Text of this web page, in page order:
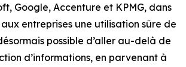
Google, Accenture et KPMG, dans
aux entreprises une utilisation sûre de
possible d’aller au-delà de
d’informations, en parvenant à